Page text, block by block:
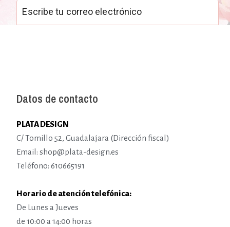
Datos de contacto
PLATA DESIGN
C/ Tomillo 52, Guadalajara (Dirección fiscal)
Email: shop@plata-design.es
Teléfono: 610665191
Horario de atención telefónica:
De Lunes a Jueves
de 10:00 a 14:00 horas